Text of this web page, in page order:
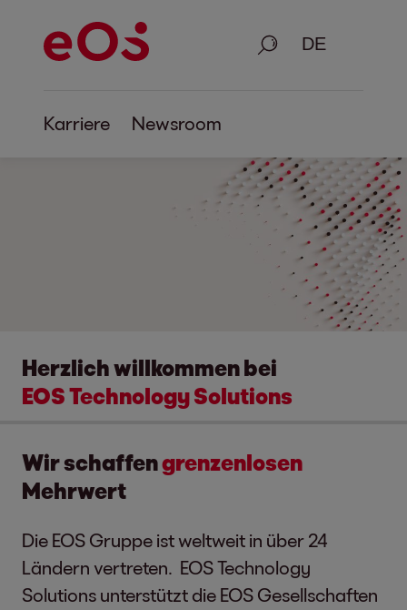
Suche
Karriere Newsroom
Herzlich willkommen bei
EOS Technology Solutions
Wir schaffengrenzenlosen
Mehrwert
Die EOS Gruppe ist weltweit in über 24
Ländern vertreten. EOS Technology
Solutions unterstützt die EOS Gesellschaften